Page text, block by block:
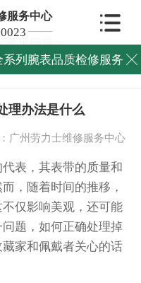
服务中心
列腕表品质检修服务 
常见问题>
理办法是什么
广州劳力士维修服务中心
表，其表带的质量和
，随着时间的推移，
仅影响美观，还可能
题，如何正确处理掉
家和佩戴者关心的话